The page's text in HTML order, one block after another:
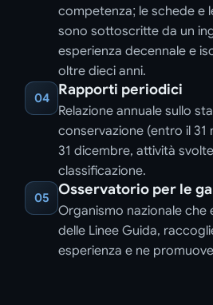
competenza; le schede e
sono sottoscritte da un
esperienza decennale e
oltre dieci anni.
04 Rapporti periodici
Relazione annuale sullo
conservazione (entro il 31
31 dicembre, attività
classificazione.
05 Osservatorio per le
Organismo nazionale che
delle Linee Guida,
esperienza e ne